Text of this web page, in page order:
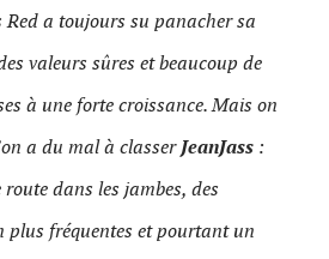
a toujours su panacher sa
valeurs sûres et beaucoup de
à une forte croissance. Mais on
a du mal à classerJeanJass :
dans les jambes, des
plus fréquentes et pourtant un